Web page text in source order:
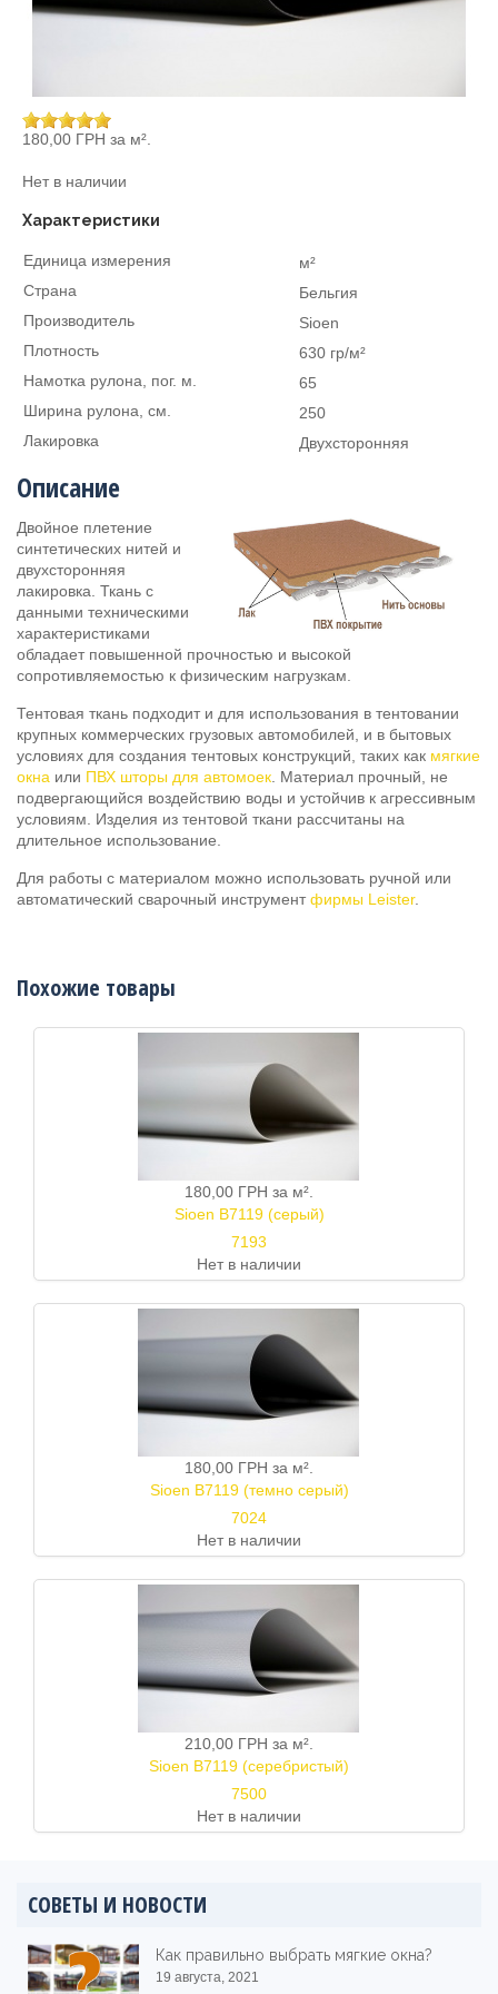
180,00 ГРН за м².
Нет в наличии
Характеристики
Единица измерения
м²
Страна
Бельгия
Производитель
Sioen
Плотность
630 гр/м²
Намотка рулона, пог. м.
65
Ширина рулона, см.
250
Лакировка
Двухсторонняя
Описание
Двойное плетение
синтетических нитей и
двухсторонняя
лакировка. Ткань с
данными техническими
характеристиками
обладает повышенной прочностью и высокой
сопротивляемостью к физическим нагрузкам.
Тентовая ткань подходит и для использования в тентовании
крупных коммерческих грузовых автомобилей, и в бытовых
условиях для создания тентовых конструкций, таких как мягкие
окна или ПВХ шторы для автомоек . Материал прочный, не
подвергающийся воздействию воды и устойчив к агрессивным
условиям. Изделия из тентовой ткани рассчитаны на
длительное использование.
Для работы с материалом можно использовать ручной или
автоматический сварочный инструментфирмы Leister.
Похожие товары
180,00 ГРН за м².
Sioen B7119 (серый)
7193
Нет в наличии
180,00 ГРН за м².
Sioen B7119 (темно серый)
7024
Нет в наличии
210,00 ГРН за м².
Sioen B7119 (серебристый)
7500
Нет в наличии
СОВЕТЫ И НОВОСТИ
Как правильно выбрать мягкие окна?
19 августа, 2021